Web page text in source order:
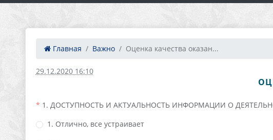
Главная Важно Оценка качества оказан...
29.12.2020 16:10
1. ДОСТУПНОСТЬ И АКТУАЛЬНОСТЬ ИНФОРМАЦИИ О
1. Отлично, все устраивает